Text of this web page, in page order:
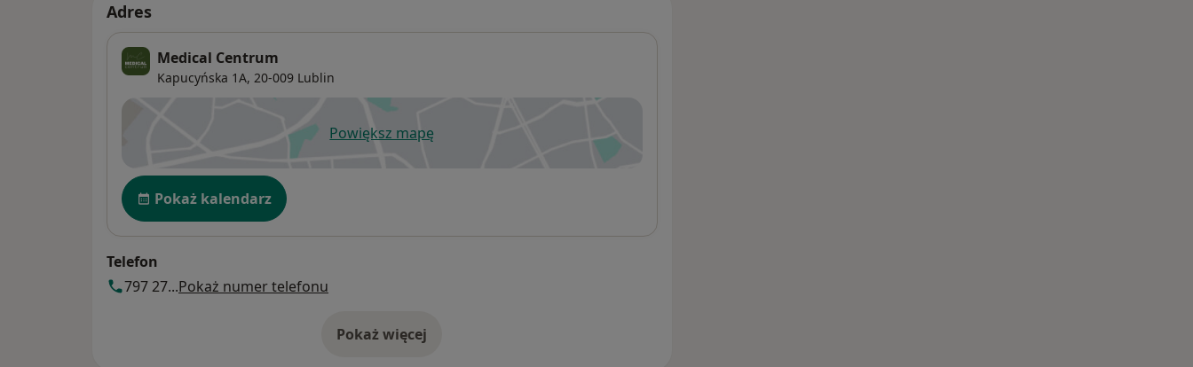
Adres
Medical Centrum
Kapucyńska 1A, 20-009 Lublin
Powiększ mapęotwiera się w nowej karcie
Dostępność
Pokaż kalendarz
Telefon
797 27...Pokaż numer telefonu
Pokaż więcej
o adresie